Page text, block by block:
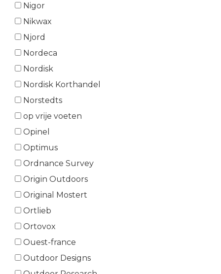
Nigor
Nikwax
Njord
Nordeca
Nordisk
Nordisk Korthandel
Norstedts
op vrije voeten
Opinel
Optimus
Ordnance Survey
Origin Outdoors
Original Mostert
Ortlieb
Ortovox
Ouest-france
Outdoor Designs